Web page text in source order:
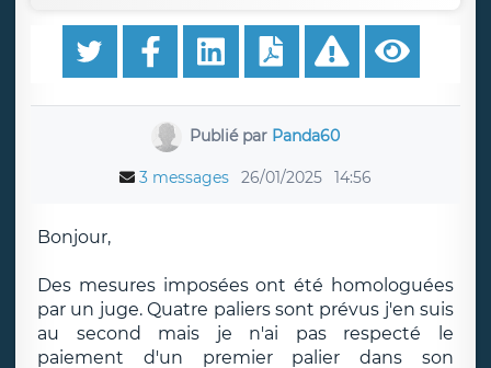
Publié par Panda60
3 messages 26/01/2025 14:56
Bonjour,
Des mesures imposées ont été homologuées
par un juge. Quatre paliers sont prévus j'en suis
au second mais je n'ai pas respecté le
paiement d'un premier palier dans son